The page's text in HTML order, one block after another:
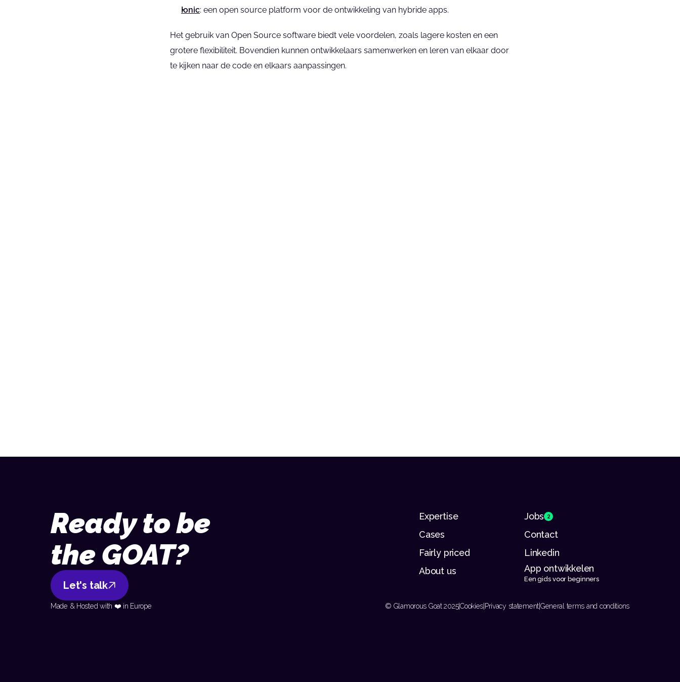
Ionic: een open source platform voor de ontwikkeling van hybride apps.
Het gebruik van Open Source software biedt vele voordelen, zoals lagere kosten en een
grotere flexibiliteit. Bovendien kunnen ontwikkelaars samenwerken en leren van elkaar door
te kijken naar de code en elkaars aanpassingen.
Ready to be
the GOAT?
Let's talk
Expertise
Cases
Fairly priced
About us
Jobs 2
Contact
Linkedin
App ontwikkelen
Een gids voor beginners
Made & Hosted with ❤️ in Europe © Glamorous Goat 2025|Cookies Privacy statementGeneral terms and conditions